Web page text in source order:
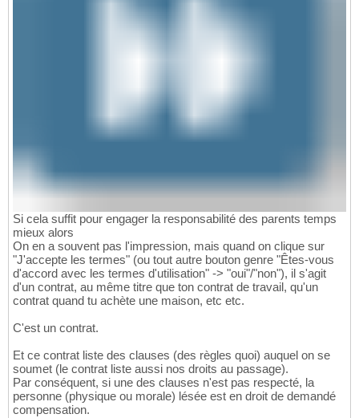
Si cela suffit pour engager la responsabilité des parents temps
mieux alors
On en a souvent pas l'impression, mais quand on clique sur
"J'accepte les termes" (ou tout autre bouton genre "Êtes-vous
d'accord avec les termes d'utilisation" -> "oui"/"non"), il s'agit
d'un contrat, au même titre que ton contrat de travail, qu'un
contrat quand tu achète une maison, etc etc.
C'est un contrat.
Et ce contrat liste des clauses (des règles quoi) auquel on se
soumet (le contrat liste aussi nos droits au passage).
Par conséquent, si une des clauses n'est pas respecté, la
personne (physique ou morale) lésée est en droit de demandé
compensation.